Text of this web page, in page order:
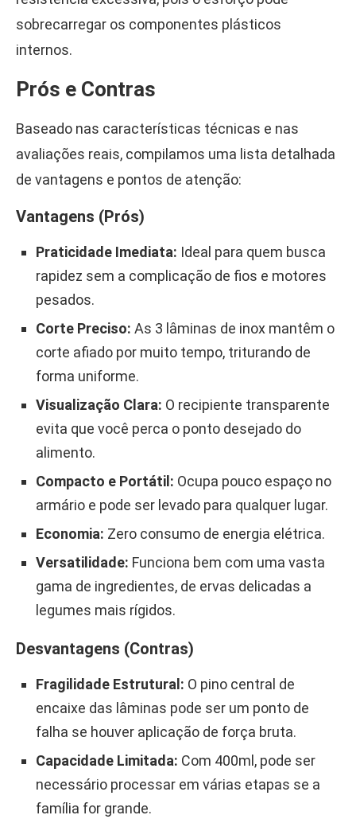
sobrecarregar os componentes plásticos
internos.
Prós e Contras
Baseado nas características técnicas e nas
avaliações reais, compilamos uma lista detalhada
de vantagens e pontos de atenção:
Vantagens (Prós)
Praticidade Imediata: Ideal para quem busca
rapidez sem a complicação de fios e motores
pesados.
Corte Preciso: As 3 lâminas de inox mantêm o
corte afiado por muito tempo, triturando de
forma uniforme.
Visualização Clara: O recipiente transparente
evita que você perca o ponto desejado do
alimento.
Compacto e Portátil: Ocupa pouco espaço no
armário e pode ser levado para qualquer lugar.
Economia: Zero consumo de energia elétrica.
Versatilidade: Funciona bem com uma vasta
gama de ingredientes, de ervas delicadas a
legumes mais rígidos.
Desvantagens (Contras)
Fragilidade Estrutural: O pino central de
encaixe das lâminas pode ser um ponto de
falha se houver aplicação de força bruta.
Capacidade Limitada: Com 400ml, pode ser
necessário processar em várias etapas se a
família for grande.